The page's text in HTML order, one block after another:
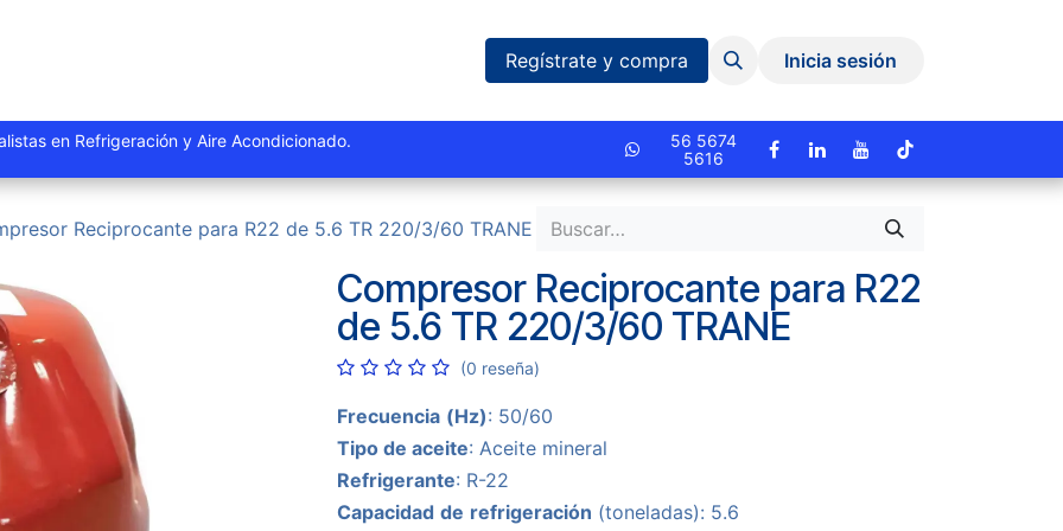
Sucursales Eventos y Capacitaciones Quiniela
Regístrate y compra Inicia sesión
y especialistas en Refrigeración y Aire Acondicionado.
56 5674
5616
Reciprocante para R22 de 5.6 TR 220/3/60 TRANE
Compresor Reciprocante para R22
de 5.6 TR 220/3/60 TRANE
(0 reseña)
Frecuencia (Hz): 50/60
Tipo de aceite: Aceite mineral
Refrigerante: R-22
Capacidad de refrigeración (toneladas): 5.6